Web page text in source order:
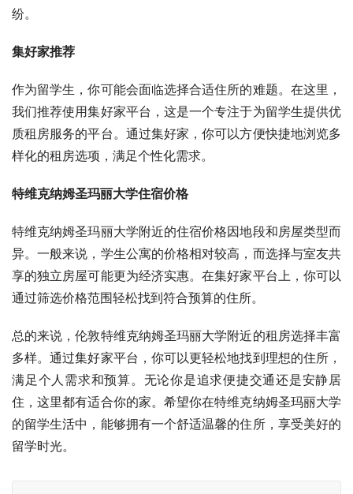
纷。
集好家推荐
作为留学生，你可能会面临选择合适住所的难题。在这里，
我们推荐使用集好家平台，这是一个专注于为留学生提供优
质租房服务的平台。通过集好家，你可以方便快捷地浏览多
样化的租房选项，满足个性化需求。
特维克纳姆圣玛丽大学住宿价格
特维克纳姆圣玛丽大学附近的住宿价格因地段和房屋类型而
异。一般来说，学生公寓的价格相对较高，而选择与室友共
享的独立房屋可能更为经济实惠。在集好家平台上，你可以
通过筛选价格范围轻松找到符合预算的住所。
总的来说，伦敦特维克纳姆圣玛丽大学附近的租房选择丰富
多样。通过集好家平台，你可以更轻松地找到理想的住所，
满足个人需求和预算。无论你是追求便捷交通还是安静居
住，这里都有适合你的家。希望你在特维克纳姆圣玛丽大学
的留学生活中，能够拥有一个舒适温馨的住所，享受美好的
留学时光。